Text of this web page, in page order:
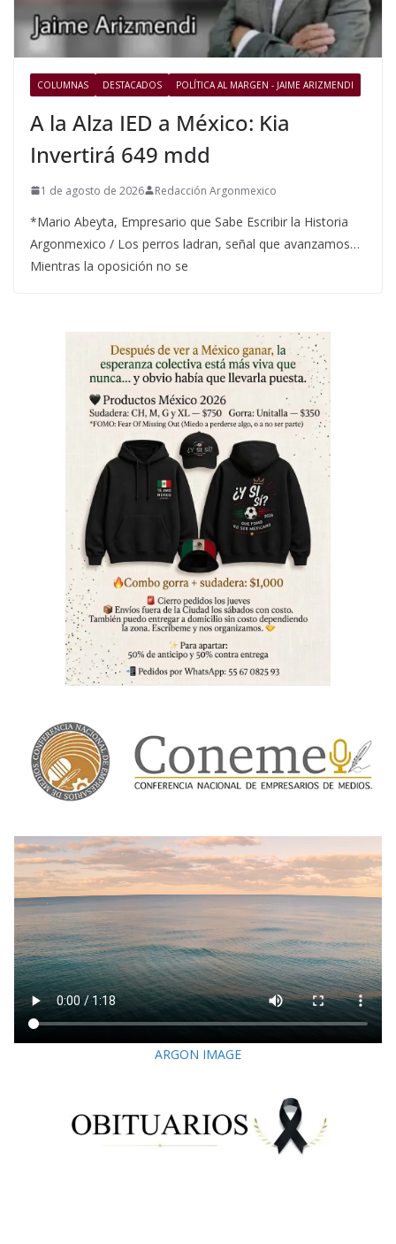
COLUMNAS DESTACADOS POLÍTICA AL MARGEN - JAIME ARIZMENDI
A la Alza IED a México: Kia
Invertirá 649 mdd
1 de agosto de 2026 Redacción Argonmexico
*Mario Abeyta, Empresario que Sabe Escribir la Historia
Argonmexico / Los perros ladran, señal que avanzamos…
Mientras la oposición no se
ARGON IMAGE